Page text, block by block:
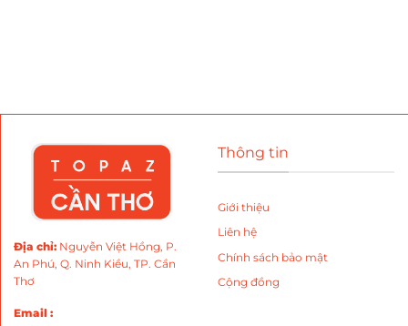
Địa chỉ: Nguyễn Việt Hồng, P.
An Phú, Q. Ninh Kiều, TP. Cần
Thơ
Email :
Thông tin
Giới thiệu
Liên hệ
Chính sách bảo mật
Cộng đồng